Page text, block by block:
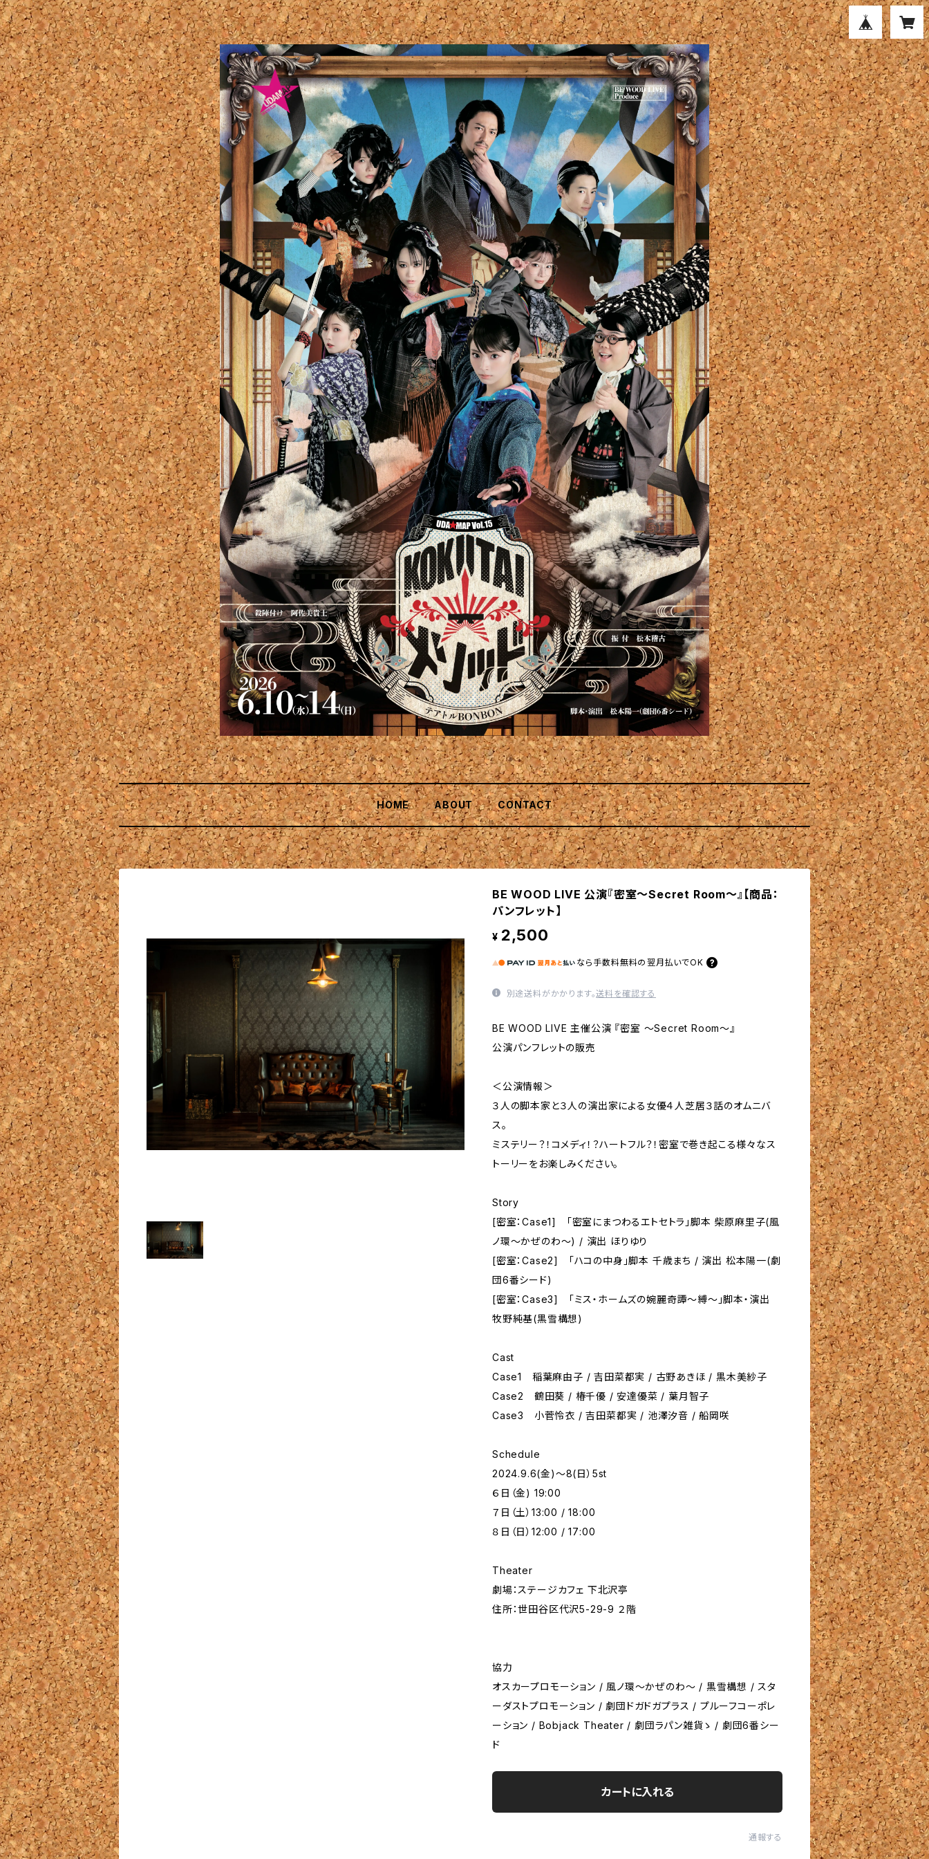
HOME ABOUT CONTACT
BE WOOD LIVE 公演『密室〜Secret Room〜』【商品：
パンフレット】
¥ 2,500
なら 手数料無料の 翌月払いでOK
別途送料がかかります。送料を確認する
BE WOOD LIVE 主催公演 『密室 〜Secret Room〜』
公演パンフレットの販売
＜公演情報＞
３人の脚本家と３人の演出家による女優４人芝居３話のオムニバ
ス。
ミステリー？！コメディ！？ハートフル？！密室で巻き起こる様々なス
トーリーをお楽しみください。
Story
[密室：Case1] 「密室にまつわるエトセトラ」脚本 柴原麻里子(風
ノ環〜かぜのわ〜) / 演出 ほりゆり
[密室：Case2] 「ハコの中身」脚本 千歳まち / 演出 松本陽一(劇
団6番シード)
[密室：Case3] 「ミス・ホームズの婉麗奇譚〜縛〜」脚本・演出
牧野純基(黒雪構想)
Cast
Case1 稲葉麻由子 / 吉田菜都実 / 古野あきほ / 黒木美紗子
Case2 鶴田葵 / 椿千優 / 安達優菜 / 葉月智子
Case3 小菅怜衣 / 吉田菜都実 / 池澤汐音 / 船岡咲
Schedule
2024.9.6(金)〜8(日）5st
６日（金) 19:00
７日（土）13:00 / 18:00
８日（日）12:00 / 17:00
Theater
劇場：ステージカフェ 下北沢亭
住所：世田谷区代沢5-29-9 ２階
協力
オスカープロモーション / 風ノ環〜かぜのわ〜 / 黒雪構想 / スタ
ーダストプロモーション / 劇団ドガドガプラス / プルーフコーポレ
ーション / Bobjack Theater / 劇団ラパン雑貨ゝ / 劇団6番シー
ド
カートに入れる
通報する